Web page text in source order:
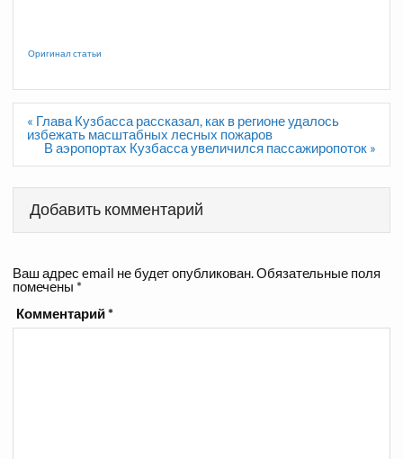
Оригинал статьи
Навигация
по
записям
« Глава Кузбасса рассказал, как в регионе удалось
избежать масштабных лесных пожаров
В аэропортах Кузбасса увеличился пассажиропоток »
Добавить комментарий
Ваш адрес email не будет опубликован.Обязательные поля
помечены *
Комментарий*